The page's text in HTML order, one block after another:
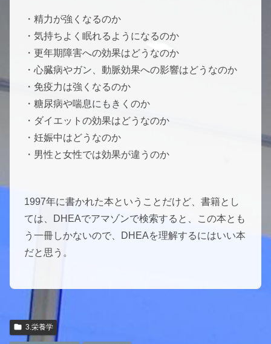
・精力が強くなるのか
・気持ちよく眠れるようになるのか
・更年期障害への効果はどうなのか
・心臓病やガン、動脈効果への影響はどうなのか
・免疫力は強くなるのか
・糖尿病や喘息にもきくのか
・ダイエットの効果はどうなのか
・妊娠中はどうなのか
・男性と女性では効果が違うのか
1997年に書かれた本ということだけど、書籍とし
ては、DHEAでアマゾンで検索すると、この本とも
う一冊しかないので、DHEAを理解するにはいい本
だと思う。
3.栄養学